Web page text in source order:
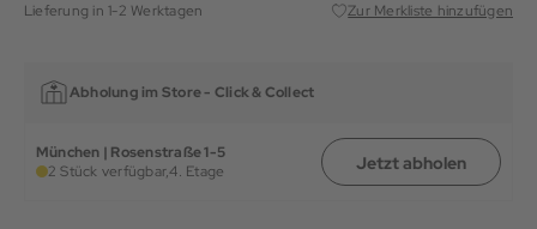
Lieferung in 1-2 Werktagen Zur Merkliste hinzufügen
Abholung im Store - Click & Collect
München | Rosenstraße 1-5
2 Stück verfügbar,4. Etage Jetzt abholen